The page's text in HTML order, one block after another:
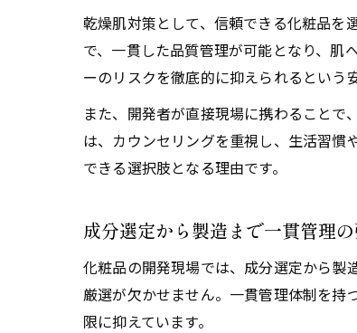
乾燥肌対策として、信頼できる化粧品を
で、一貫した品質管理が可能となり、肌
ーのリスクを徹底的に抑えられるという
また、開発者が直接現場に携わること
は、カウンセリングを重視し、生活習慣
できる選択肢となる理由です。
成分選定から製造まで一貫管理
化粧品の開発現場では、成分選定から製
厳選が欠かせません。一貫管理体制を持
限に抑えています。